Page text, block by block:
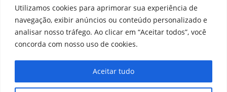
Utilizamos cookies para aprimorar sua experiência de
navegação, exibir anúncios ou conteúdo personalizado e
analisar nosso tráfego. Ao clicar em “Aceitar todos”, você
concorda com nosso uso de cookies.
Aceitar tudo
Política de cookies